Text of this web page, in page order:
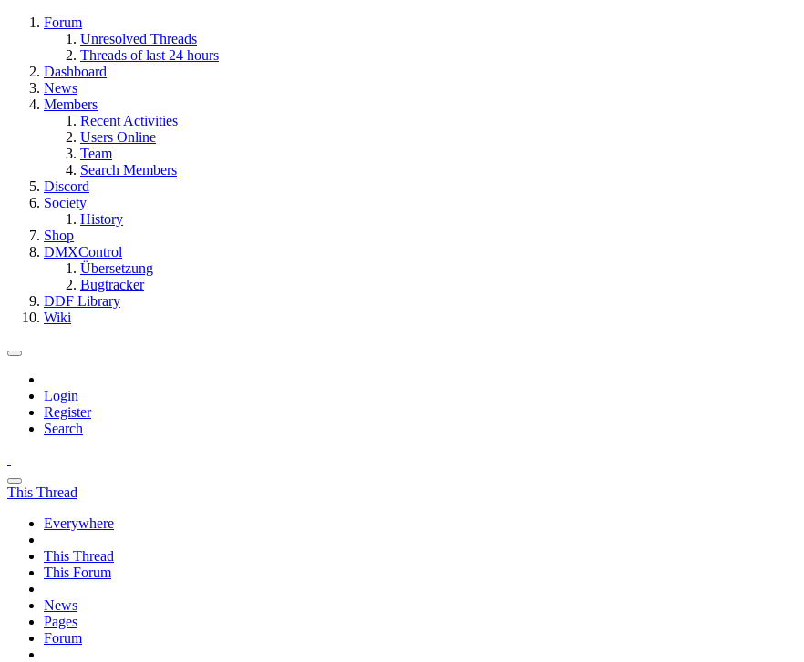
Forum
Unresolved Threads
Threads of last 24 hours
Dashboard
News
Members
Recent Activities
Users Online
Team
Search Members
Discord
Society
History
Shop
DMXControl
Übersetzung
Bugtracker
DDF Library
Wiki
Login
Register
Search
This Thread
Everywhere
This Thread
This Forum
News
Pages
Forum